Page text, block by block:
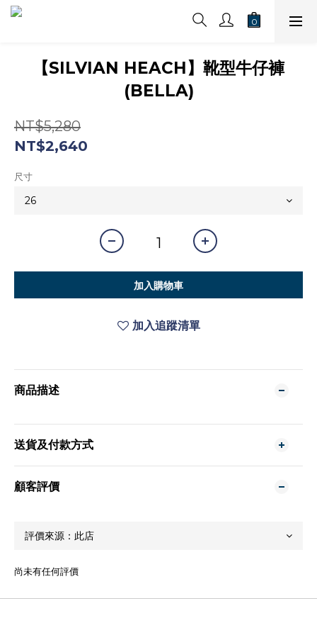
【SILVIAN HEACH】靴型牛仔褲
(BELLA)
NT$5,280
NT$2,640
尺寸
加入購物車
加入追蹤清單
商品描述
送貨及付款方式
顧客評價
尚未有任何評價